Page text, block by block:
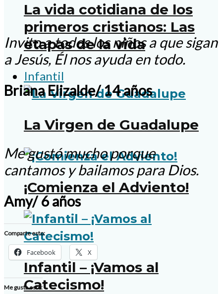
La vida cotidiana de los
primeros cristianos: Las
etapas de la vida
Infantil
La Virgen de Guadalupe
¡Comienza el Adviento!
Infantil – ¡Vamos al
Catecismo!
Invito a todos los niños a que sigan
a Jesús, Él nos ayuda en todo.
Briana Elizalde/ 14 años
Me gustó mucho porque
cantamos y bailamos para Dios.
Amy/ 6 años
Comparte esto:
Facebook X
Me gusta esto: